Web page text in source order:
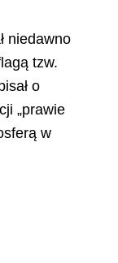
niedawno
tzw.
o
„prawie
w